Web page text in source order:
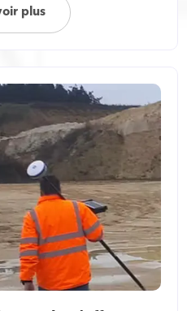
plus